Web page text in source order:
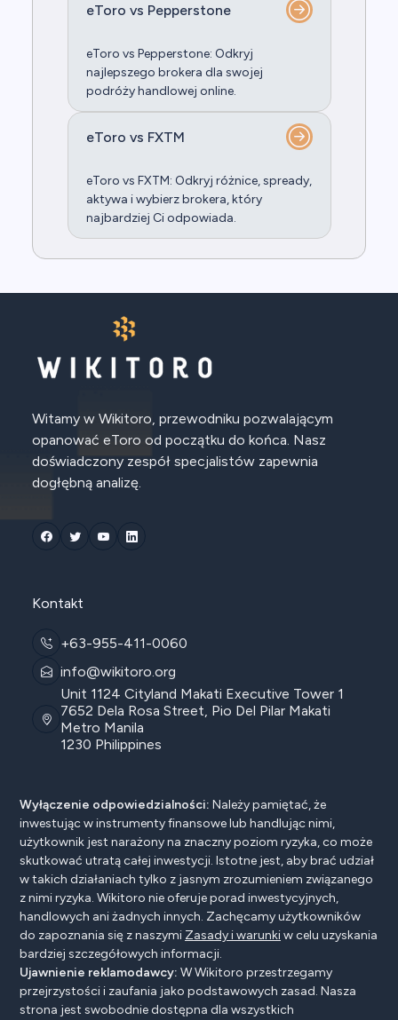
eToro vs Pepperstone
eToro vs Pepperstone: Odkryj
najlepszego brokera dla swojej
podróży handlowej online.
eToro vs FXTM
eToro vs FXTM: Odkryj różnice, spready,
aktywa i wybierz brokera, który
najbardziej Ci odpowiada.
Witamy w Wikitoro, przewodniku pozwalającym
opanować eToro od początku do końca. Nasz
doświadczony zespół specjalistów zapewnia
dogłębną analizę.
Kontakt
+63-955-411-0060
info@wikitoro.org
Unit 1124 Cityland Makati Executive Tower 1
7652 Dela Rosa Street, Pio Del Pilar Makati
Metro Manila
1230 Philippines
Wyłączenie odpowiedzialności: Należy pamiętać, że
inwestując w instrumenty finansowe lub handlując nimi,
użytkownik jest narażony na znaczny poziom ryzyka, co może
skutkować utratą całej inwestycji. Istotne jest, aby brać udział
w takich działaniach tylko z jasnym zrozumieniem związanego
z nimi ryzyka. Wikitoro nie oferuje porad inwestycyjnych,
handlowych ani żadnych innych. Zachęcamy użytkowników
do zapoznania się z naszymi Zasady i warunkiw celu uzyskania
bardziej szczegółowych informacji.
Ujawnienie reklamodawcy: W Wikitoro przestrzegamy
przejrzystości i zaufania jako podstawowych zasad. Nasza
strona jest swobodnie dostępna dla wszystkich